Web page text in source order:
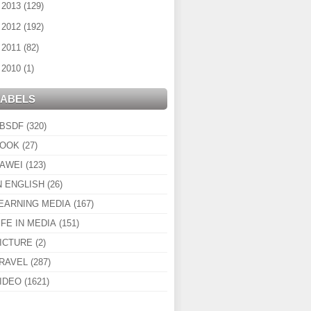
2013 (129)
2012 (192)
2011 (82)
2010 (1)
(320)
(27)
(123)
ENGLISH (26)
MEDIA (167)
IN MEDIA (151)
(2)
(287)
(1621)